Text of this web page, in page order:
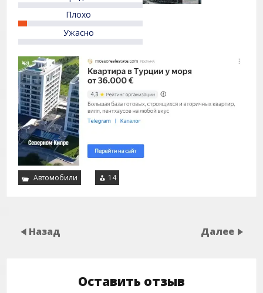
Плохо
Ужасно
Автомобили 14
Назад Далее
Оставить отзыв